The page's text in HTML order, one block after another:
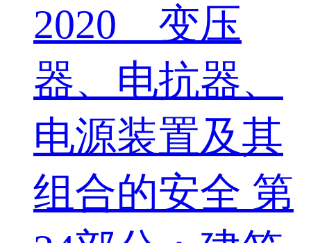
2020 变压
器、电抗器、
电源装置及其
组合的安全 第